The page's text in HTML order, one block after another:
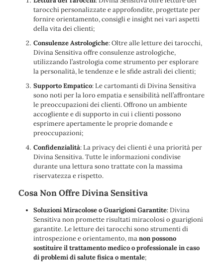
tarocchi personalizzate e approfondite, progettate per
fornire orientamento, consigli e insight nei vari aspetti
della vita dei clienti;
Consulenze Astrologiche: Oltre alle letture dei tarocchi,
Divina Sensitiva offre consulenze astrologiche,
utilizzando l’astrologia come strumento per esplorare
la personalità, le tendenze e le sfide astrali dei clienti;
Supporto Empatico: Le cartomanti di Divina Sensitiva
sono noti per la loro empatia e sensibilità nell’affrontare
le preoccupazioni dei clienti. Offrono un ambiente
accogliente e di supporto in cui i clienti possono
esprimere apertamente le proprie domande e
preoccupazioni;
Confidenzialità: La privacy dei clienti è una priorità per
Divina Sensitiva. Tutte le informazioni condivise
durante una lettura sono trattate con la massima
riservatezza e rispetto.
Cosa Non Offre Divina Sensitiva
Soluzioni Miracolose o Guarigioni Garantite: Divina
Sensitiva non promette risultati miracolosi o guarigioni
garantite. Le letture dei tarocchi sono strumenti di
introspezione e orientamento, manon possono
sostituire il trattamento medico o professionale in caso
di problemi di salute fisica o mentale;